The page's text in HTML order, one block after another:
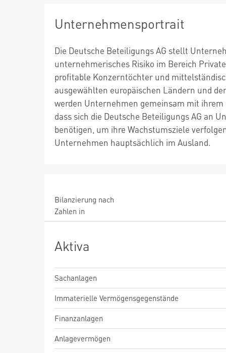
Unternehmensportrait
Die Deutsche Beteiligungs AG stellt
unternehmerisches Risiko im Bereich
profitable Konzerntöchter und
ausgewählten europäischen Ländern und
werden Unternehmen gemeinsam mit
dass sich die Deutsche Beteiligungs AG an
benötigen, um ihre Wachstumsziele
Unternehmen hauptsächlich im Ausland.
Bilanzierung nach
Zahlen in
Aktiva
Sachanlagen
Immaterielle Vermögensgegenstände
Finanzanlagen
Anlagevermögen